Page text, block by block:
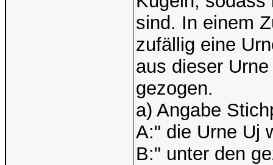
sind. In einem
zufällig eine
aus dieser
gezogen.
a) Angabe
A:" die Urne Uj
B:" unter den